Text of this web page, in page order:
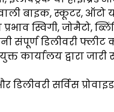
बाइक, स्कूटर, ऑटो
स्विगी, जोमैटो,
संपूर्ण डिलीवरी फ्लीट
कार्यालय द्वारा
सर्विस